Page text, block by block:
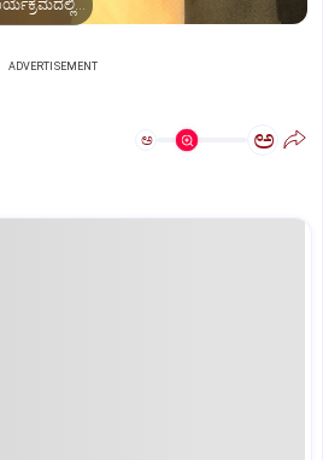
ADVERTISEMENT
ಅ ಅ